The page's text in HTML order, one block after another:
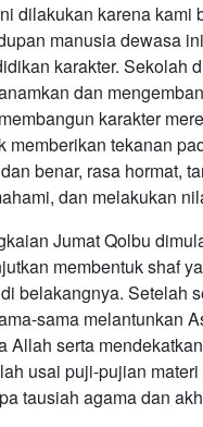
dilakukan karena kami
manusia dewasa
karakter. Sekolah
dan
karakter
memberikan tekanan
benar, rasa hormat,
dan melakukan
Jumat Qolbu
membentuk shaf
belakangnya. Setelah
sama melantunkan
Allah serta
usai puji-pujian
tausiah agama dan